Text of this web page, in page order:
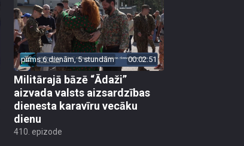
pirms 6 dienām, 5 stundām 00:02:51
Militārajā bāzē “Ādaži”
aizvada valsts aizsardzības
dienesta karavīru vecāku
dienu
410. epizode